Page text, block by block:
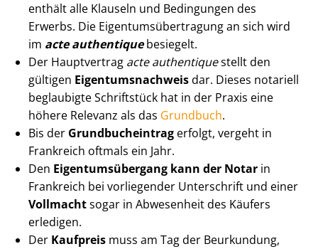
enthält alle Klauseln und Bedingungen des
Erwerbs. Die Ei­gen­tums­über­tra­gung an sich wird
im acte authentiquebesiegelt.
Der Hauptvertrag acte authentiquestellt den
gültigen Ei­gen­tums­nach­weisdar. Dieses notariell
beglaubigte Schriftstück hat in der Praxis eine
höhere Relevanz als das Grundbuch.
Bis der Grund­buch­ein­trag erfolgt, vergeht in
Frankreich oftmals ein Jahr.
Den Ei­gen­tums­über­gang kann der Notar in
Frankreich bei vorliegender Unterschrift und einer
Vollmachtsogar in Abwesenheit des Käufers
erledigen.
Der Kaufpreis muss am Tag der Beurkundung,